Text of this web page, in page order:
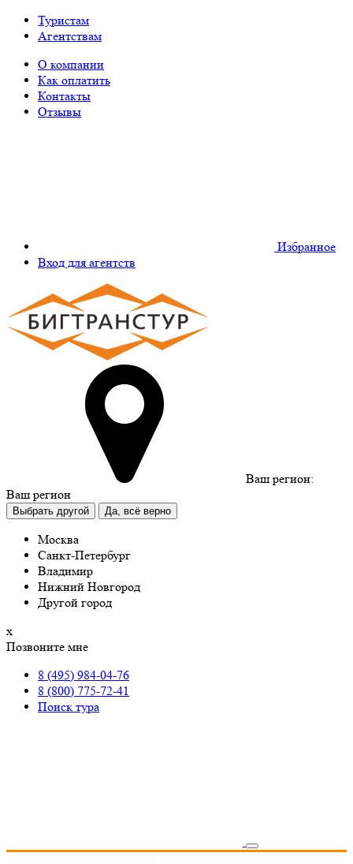
Туристам
Агентствам
О компании
Как оплатить
Контакты
Отзывы
Избранное
Вход для агентств
Ваш регион:
Ваш регион
Выбрать другой Да, всё верно
Москва
Санкт-Петербург
Владимир
Нижний Новгород
Другой город
х
Позвоните мне
8 (495) 984-04-76
8 (800) 775-72-41
Поиск тура